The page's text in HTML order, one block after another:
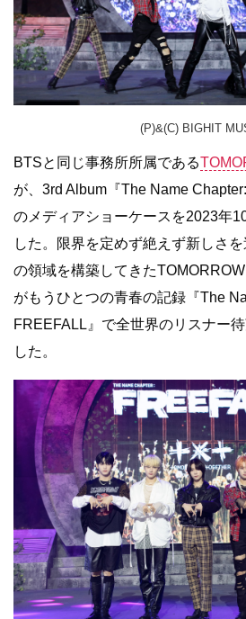
(P)&(C) BIGHIT
BTSと同じ事務所所属である
が、3rd Album『The Name
のメディアショーケースを2023年
した。限界を定めず絶えず新しさ
の領域を構築してきた
がもうひとつの青春の記録『The
FREEFALL』で全世界のリスナー
した。